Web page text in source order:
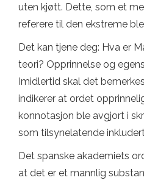
uten kjøtt. Dette, som et
referere til den ekstreme
Det kan tjene deg: Hva er
teori? Opprinnelse og
Imidlertid skal det
indikerer at ordet
konnotasjon ble avgjort i
som tilsynelatende
Det spanske akademiets
at det er et mannlig